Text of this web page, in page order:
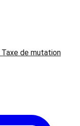
Taxe de mutation